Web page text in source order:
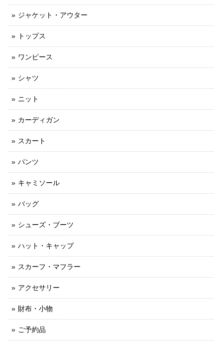
ジャケット・アウター
トップス
ワンピース
シャツ
ニット
カーディガン
スカート
パンツ
キャミソール
バッグ
シューズ・ブーツ
ハット・キャップ
スカーフ・マフラー
アクセサリー
財布・小物
ご予約品